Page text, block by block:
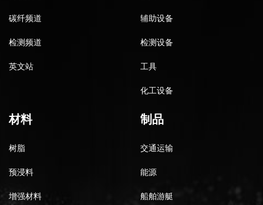
碳纤频道
检测频道
英文站
辅助设备
检测设备
工具
化工设备
材料
树脂
预浸料
增强材料
制品
交通运输
能源
船舶游艇